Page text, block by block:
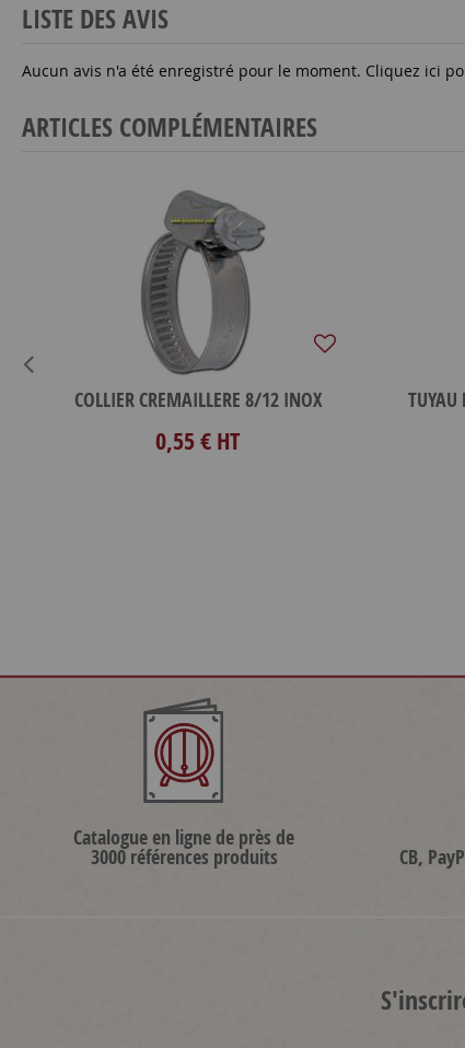
LISTE DES AVIS
Aucun avis n'a été enregistré pour le moment. Cliquez ici
ARTICLES COMPLÉMENTAIRES
COLLIER CREMAILLERE 8/12 INOX
0,55 € HT
Catalogue en ligne de près de
3000 références produits CB,